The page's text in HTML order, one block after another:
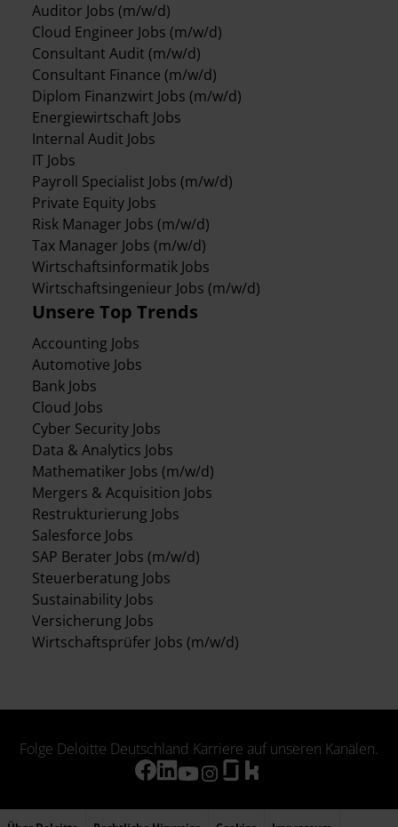
Auditor Jobs (m/w/d)
Cloud Engineer Jobs (m/w/d)
Consultant Audit (m/w/d)
Consultant Finance (m/w/d)
Diplom Finanzwirt Jobs (m/w/d)
Energiewirtschaft Jobs
Internal Audit Jobs
IT Jobs
Payroll Specialist Jobs (m/w/d)
Private Equity Jobs
Risk Manager Jobs (m/w/d)
Tax Manager Jobs (m/w/d)
Wirtschaftsinformatik Jobs
Wirtschaftsingenieur Jobs (m/w/d)
Unsere Top Trends
Accounting Jobs
Automotive Jobs
Bank Jobs
Cloud Jobs
Cyber Security Jobs
Data & Analytics Jobs
Mathematiker Jobs (m/w/d)
Mergers & Acquisition Jobs
Restrukturierung Jobs
Salesforce Jobs
SAP Berater Jobs (m/w/d)
Steuerberatung Jobs
Sustainability Jobs
Versicherung Jobs
Wirtschaftsprüfer Jobs (m/w/d)
Folge Deloitte Deutschland Karriere auf unseren Kanälen.